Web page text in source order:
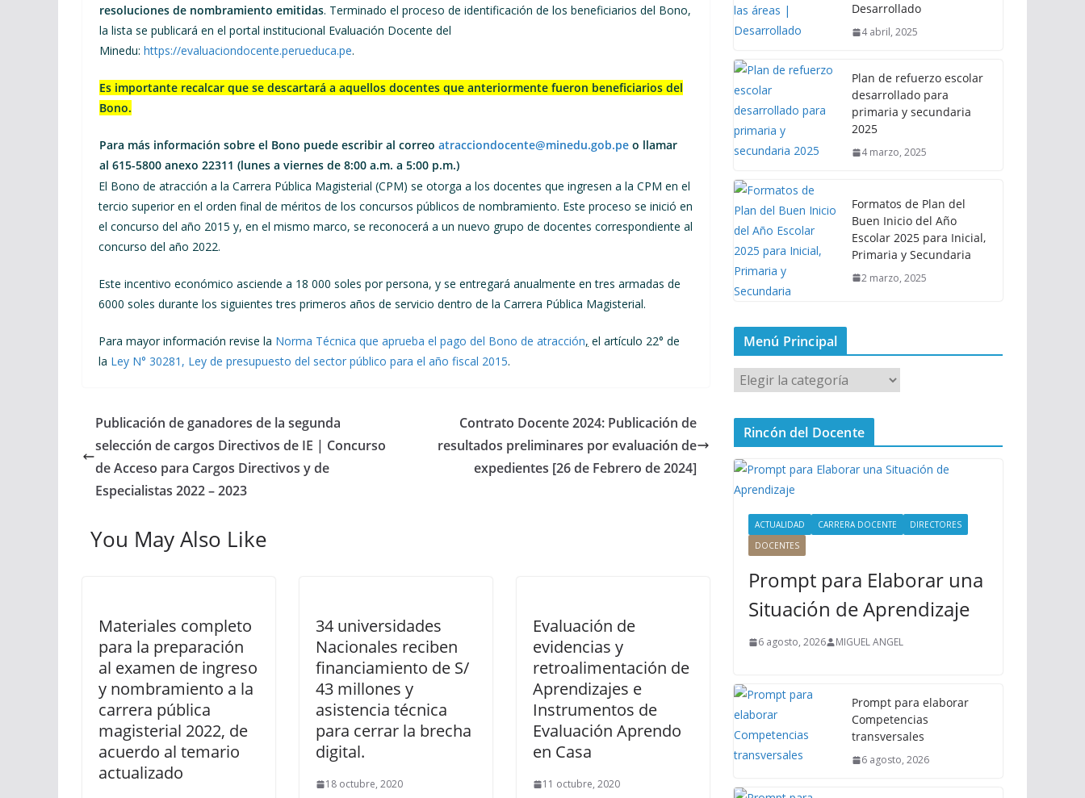
resoluciones de nombramiento emitidas. Terminado el proceso de identificación de los beneficiarios del Bono,
la lista se publicará en el portal institucional Evaluación Docente del
Minedu: https://evaluaciondocente.perueduca.pe.
Es importante recalcar que se descartará a aquellos docentes que anteriormente fueron beneficiarios del
Bono.
Para más información sobre el Bono puede escribir al correo atracciondocente@minedu.gob.pe o llamar
al 615-5800 anexo 22311 (lunes a viernes de 8:00 a.m. a 5:00 p.m.)
El Bono de atracción a la Carrera Pública Magisterial (CPM) se otorga a los docentes que ingresen a la CPM en el
tercio superior en el orden final de méritos de los concursos públicos de nombramiento. Este proceso se inició en
el concurso del año 2015 y, en el mismo marco, se reconocerá a un nuevo grupo de docentes correspondiente al
concurso del año 2022.
Este incentivo económico asciende a 18 000 soles por persona, y se entregará anualmente en tres armadas de
6000 soles durante los siguientes tres primeros años de servicio dentro de la Carrera Pública Magisterial.
Para mayor información revise la Norma Técnica que aprueba el pago del Bono de atracción, el artículo 22° de
la Ley N° 30281, Ley de presupuesto del sector público para el año fiscal 2015.
Publicación de ganadores de la segunda
selección de cargos Directivos de IE | Concurso
de Acceso para Cargos Directivos y de
Especialistas 2022 – 2023
Contrato Docente 2024: Publicación de
resultados preliminares por evaluación de
expedientes [26 de Febrero de 2024]
You May Also Like
Materiales completo
para la preparación
al examen de ingreso
y nombramiento a la
carrera pública
magisterial 2022, de
acuerdo al temario
actualizado
34 universidades
Nacionales reciben
financiamiento de S/
43 millones y
asistencia técnica
para cerrar la brecha
digital.
18 octubre, 2020
Evaluación de
evidencias y
retroalimentación de
Aprendizajes e
Instrumentos de
Evaluación Aprendo
en Casa
11 octubre, 2020
Desarrollado
4 abril, 2025
Plan de refuerzo escolar
desarrollado para
primaria y secundaria
2025
4 marzo, 2025
Formatos de Plan del
Buen Inicio del Año
Escolar 2025 para Inicial,
Primaria y Secundaria
2 marzo, 2025
Menú Principal
M
e
n
P
i
Rincón del Docente
ACTUALIDAD CARRERA DOCENTE
DIRECTORES
DOCENTES
Prompt para Elaborar una
Situación de Aprendizaje
6 agosto, 2026 MIGUEL ANGEL
Prompt para elaborar
Competencias
transversales
6 agosto, 2026